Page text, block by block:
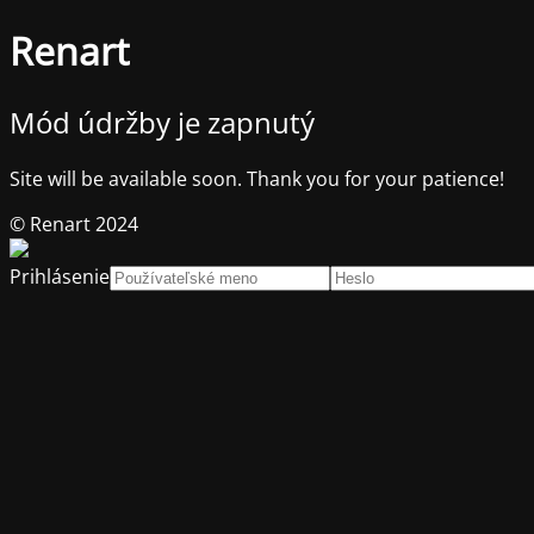
Renart
Mód údržby je zapnutý
Site will be available soon. Thank you for your patience!
© Renart 2024
Prihlásenie